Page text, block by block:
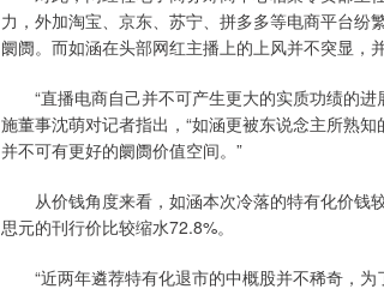
力，外加淘宝、京东、苏宁、拼多多等电商平台
阛阓。而如涵在头部网红主播上的上风并不突显，
“直播电商自己并不可产生更大的实质功绩的进
施董事沈萌对记者指出，“如涵更被东说念主所熟
并不可有更好的阛阓价值空间。”
从价钱角度来看，如涵本次冷落的特有化价钱
思元的刊行价比较缩水72.8%。
“近两年遴荐特有化退市的中概股并不稀奇，为